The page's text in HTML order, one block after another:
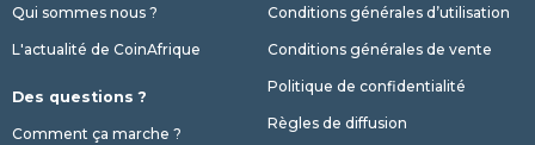
Qui sommes nous ?
L'actualité de CoinAfrique
Des questions ?
Comment ça marche ?
Conditions générales d’utilisation
Conditions générales de vente
Politique de confidentialité
Règles de diffusion